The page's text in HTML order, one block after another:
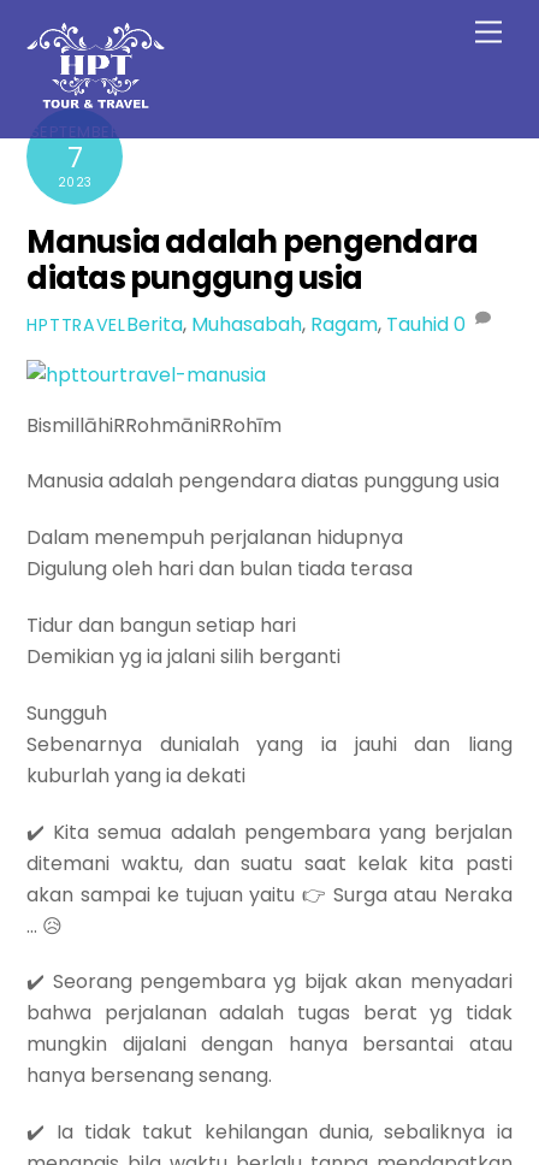
content
SEPTEMBER
7
2023
Manusia adalah pengendara
diatas punggung usia
HPTTRAVELBerita, Muhasabah, Ragam, Tauhid0
BismillāhiRRohmāniRRohīm
Manusia adalah pengendara diatas punggung usia
Dalam menempuh perjalanan hidupnya
Digulung oleh hari dan bulan tiada terasa
Tidur dan bangun setiap hari
Demikian yg ia jalani silih berganti
Sungguh
Sebenarnya dunialah yang ia jauhi dan liang
kuburlah yang ia dekati
✔️ Kita semua adalah pengembara yang berjalan
ditemani waktu, dan suatu saat kelak kita pasti
akan sampai ke tujuan yaitu 👉 Surga atau Neraka
… 😥
✔️ Seorang pengembara yg bijak akan menyadari
bahwa perjalanan adalah tugas berat yg tidak
mungkin dijalani dengan hanya bersantai atau
hanya bersenang senang.
✔️ Ia tidak takut kehilangan dunia, sebaliknya ia